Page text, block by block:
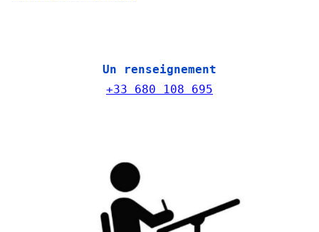
Un renseignement
+33 680 108 695